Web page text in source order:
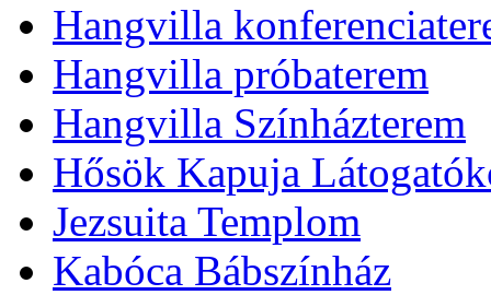
Hangvilla
Hangvilla próbaterem
Hangvilla Színházterem
Hősök Kapuja
Jezsuita Templom
Kabóca Bábszínház